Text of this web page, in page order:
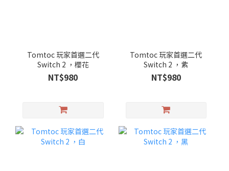
Tomtoc 玩家首選二代
Switch 2 ，櫻花
NT$980
Tomtoc 玩家首選二代
Switch 2 ，紫
NT$980